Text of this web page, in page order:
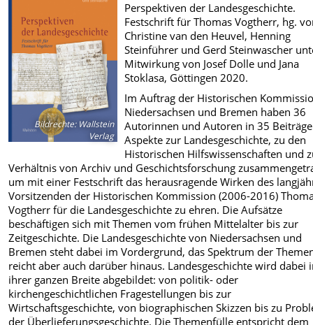
Bildrechte:Wallstein
Verlag
Perspektiven der Landesgeschichte.
Festschrift für Thomas Vogtherr, hg.
Christine van den Heuvel, Henning
Steinführer und Gerd Steinwascher
Mitwirkung von Josef Dolle und Jana
Stoklasa, Göttingen 2020.
Im Auftrag der Historischen
Niedersachsen und Bremen haben 36
Autorinnen und Autoren in 35
Aspekte zur Landesgeschichte, zu den
Historischen Hilfswissenschaften und
Verhältnis von Archiv und Geschichtsforschung
um mit einer Festschrift das herausragende Wirken des
Vorsitzenden der Historischen Kommission (2006-2016)
Vogtherr für die Landesgeschichte zu ehren. Die Aufsätze
beschäftigen sich mit Themen vom frühen Mittelalter bis zur
Zeitgeschichte. Die Landesgeschichte von Niedersachsen und
Bremen steht dabei im Vordergrund, das Spektrum der
reicht aber auch darüber hinaus. Landesgeschichte wird dabei
ihrer ganzen Breite abgebildet: von politik- oder
kirchengeschichtlichen Fragestellungen bis zur
Wirtschaftsgeschichte, von biographischen Skizzen bis zu
der Überlieferungsgeschichte. Die Themenfülle entspricht dem